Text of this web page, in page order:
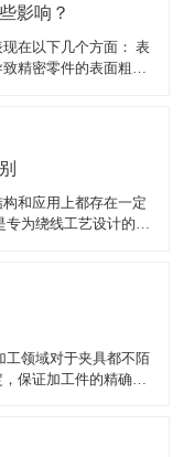
影响？
在以下几个方面： 表
精密零件的表面粗糙
至可能使其无法
和应用上都存在一定
为绕线工艺设计的工
、模具、量具
工领域对于夹具都不陌
保证加工件的精确
1、能稳定